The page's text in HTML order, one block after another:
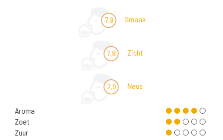
7,9 Smaak
7,8 Zicht
7,9 Neus
Aroma
Zoet
Zuur